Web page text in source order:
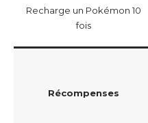
Recharge un Pokémon 10
fois
Récompenses